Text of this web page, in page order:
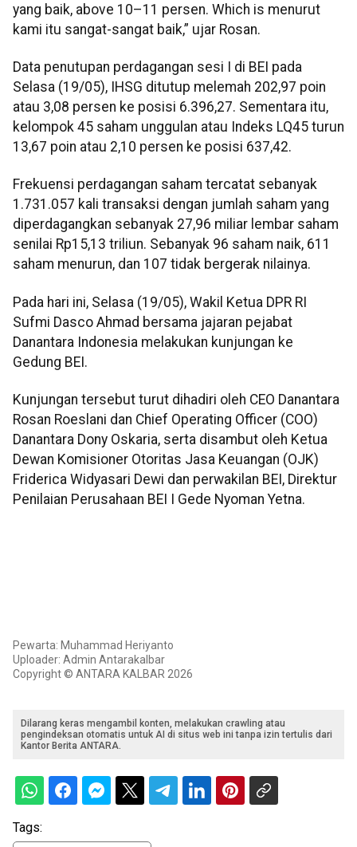
yang baik, above 10–11 persen. Which is menurut
kami itu sangat-sangat baik,” ujar Rosan.
Data penutupan perdagangan sesi I di BEI pada
Selasa (19/05), IHSG ditutup melemah 202,97 poin
atau 3,08 persen ke posisi 6.396,27. Sementara itu,
kelompok 45 saham unggulan atau Indeks LQ45 turun
13,67 poin atau 2,10 persen ke posisi 637,42.
Frekuensi perdagangan saham tercatat sebanyak
1.731.057 kali transaksi dengan jumlah saham yang
diperdagangkan sebanyak 27,96 miliar lembar saham
senilai Rp15,13 triliun. Sebanyak 96 saham naik, 611
saham menurun, dan 107 tidak bergerak nilainya.
Pada hari ini, Selasa (19/05), Wakil Ketua DPR RI
Sufmi Dasco Ahmad bersama jajaran pejabat
Danantara Indonesia melakukan kunjungan ke
Gedung BEI.
Kunjungan tersebut turut dihadiri oleh CEO Danantara
Rosan Roeslani dan Chief Operating Officer (COO)
Danantara Dony Oskaria, serta disambut oleh Ketua
Dewan Komisioner Otoritas Jasa Keuangan (OJK)
Friderica Widyasari Dewi dan perwakilan BEI, Direktur
Penilaian Perusahaan BEI I Gede Nyoman Yetna.
Pewarta: Muhammad Heriyanto
Uploader: Admin Antarakalbar
Copyright © ANTARA KALBAR 2026
Dilarang keras mengambil konten, melakukan crawling atau
pengindeksan otomatis untuk AI di situs web ini tanpa izin tertulis dari
Kantor Berita ANTARA.
Tags: